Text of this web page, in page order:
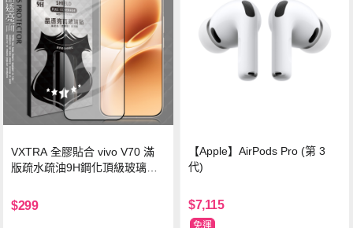
VXTRA 全膠貼合 vivo V70 滿
版疏水疏油9H鋼化頂級玻璃貼
$299
【Apple】AirPods Pro (第 3
代)
$7,115
免運